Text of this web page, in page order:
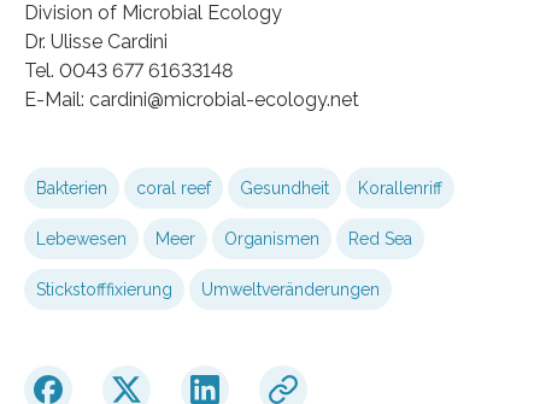
Division of Microbial Ecology
Dr. Ulisse Cardini
Tel. 0043 677 61633148
E-Mail: cardini@microbial-ecology.net
Bakterien coral reef Gesundheit Korallenriff
Lebewesen Meer Organismen Red Sea
Stickstofffixierung Umweltveränderungen